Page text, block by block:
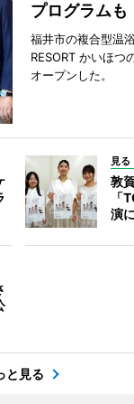
プログラムも
福井市の複合型温
RESORT かいほつ
オープンした。
見る
敦
「
演
と見る